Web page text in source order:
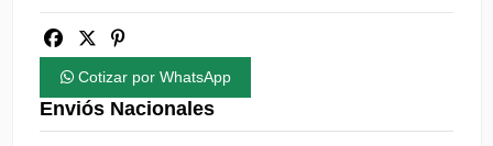
Cotizar por WhatsApp
Enviós Nacionales